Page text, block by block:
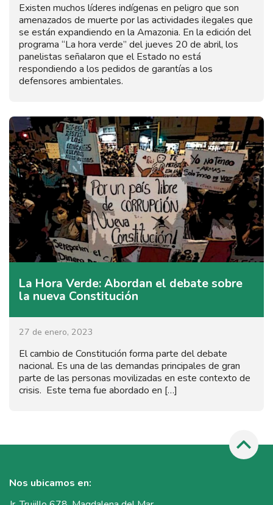
Existen muchos líderes indígenas en peligro que son
amenazados de muerte por las actividades ilegales que
se están expandiendo en la Amazonia. En la edición del
programa “La hora verde” del jueves 20 de abril, los
panelistas señalaron que el Estado no está
respondiendo a los pedidos de garantías a los
defensores ambientales.
La Hora Verde: Abordan el debate sobre
la nueva Constitución
27 de enero, 2023
El cambio de Constitución forma parte del debate
nacional. Es una de las demandas principales de gran
parte de las personas movilizadas en este contexto de
crisis. Este tema fue abordado en […]
Nos ubicamos en: